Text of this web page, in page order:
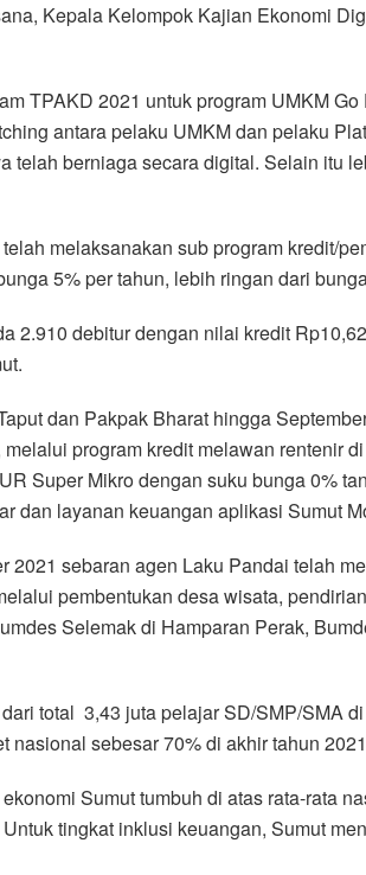
Kepala Kelompok Kajian Ekonomi
TPAKD 2021 untuk program UMKM
antara pelaku UMKM dan pelaku
berniaga secara digital. Selain itu
melaksanakan sub program kredit/
5% per tahun, lebih ringan dari
2.910 debitur dengan nilai kredit
dan Pakpak Bharat hingga
program kredit melawan rentenir
Super Mikro dengan suku bunga 0%
layanan keuangan aplikasi Sumut
sebaran agen Laku Pandai telah
pembentukan desa wisata,
Selemak di Hamparan Perak,
total 3,43 juta pelajar SD/SMP/SMA
sebesar 70% di akhir tahun
Sumut tumbuh di atas rata-rata
tingkat inklusi keuangan, Sumut